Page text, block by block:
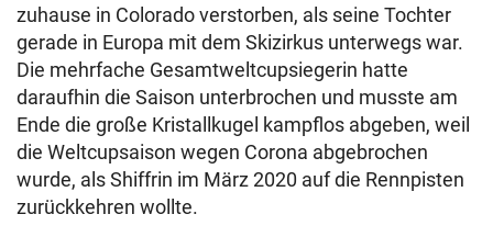
zuhause in Colorado verstorben, als seine Tochter
gerade in Europa mit dem Skizirkus unterwegs war.
Die mehrfache Gesamtweltcupsiegerin hatte
daraufhin die Saison unterbrochen und musste am
Ende die große Kristallkugel kampflos abgeben, weil
die Weltcupsaison wegen Corona abgebrochen
wurde, als Shiffrin im März 2020 auf die Rennpisten
zurückkehren wollte.